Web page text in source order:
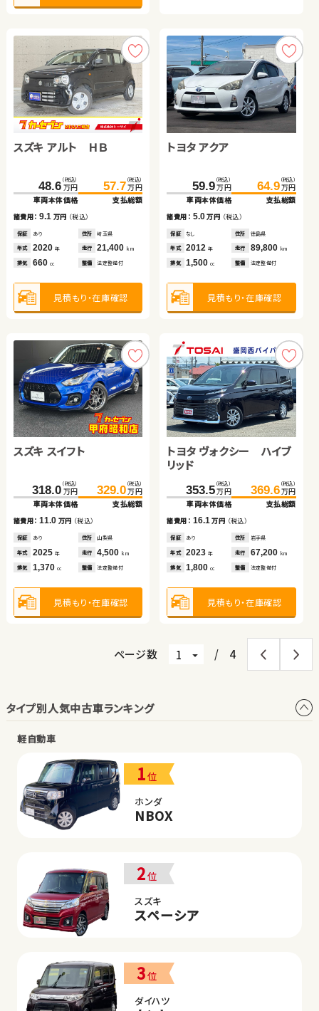
スズキ アルト ＨＢ
48.6 （税込）
万円
車両本体価格
57.7 （税込）
万円
支払総額
諸費用：9.1 万円 （税込）
保証 あり 住所 埼玉県
年式 2020 年 走行 21,400 km
排気 660 cc 整備 法定整備付
見積もり・在庫確認
トヨタ アクア
59.9 （税込）
万円
車両本体価格
64.9 （税込）
万円
支払総額
諸費用： 5.0万円 （税込）
保証 なし 住所 徳島県
年式 2012年 走行 89,800 km
排気 1,500cc 整備 法定整備付
見積もり・在庫確認
スズキ スイフト
318.0 （税込）
万円
車両本体価格
329.0 （税込）
万円
支払総額
諸費用：11.0 万円 （税込）
保証 あり 住所 山梨県
年式 2025 年 走行 4,500 km
排気 1,370 cc 整備 法定整備付
見積もり・在庫確認
トヨタ ヴォクシー ハイブ
リッド
353.5 （税込）
万円
車両本体価格
369.6 （税込）
万円
支払総額
諸費用： 16.1万円 （税込）
保証 あり 住所 岩手県
年式 2023年 走行 67,200 km
排気 1,800cc 整備 法定整備付
見積もり・在庫確認
ホンダ フリード＋
169.0（税込）
万円
184.2
諸費用：15.2万円（税込）
あり 愛知県
年式 2019年 走行
排気 1,500 整備 法定整備付
見積もり・在庫確認
トヨタ ヴェルファイア
332.2（税込）
万円
12.6万円（税込）
あり
年式 2019年 走行
排気 2,500 整備 法定整備付
見積もり・在庫確認
ホンダ Ｎ ＢＯＸ
198.1（税込）
万円
諸費用：11.7万円（税込）
あり 岩手県
年式 2024年 走行
排気 660 整備 法定整備付
見積もり・在庫確認
トヨタ ノア
70.4（税込）
万円
車両本体価格
89.5（税込）
万円
諸費用：19.1万円（税込）
あり
年式 2011 年 走行
排気 2,000 整備 法定整備付
見積もり・在庫確認
トヨタ アルファード ハイ
ブリッド
131.7（税込）
万円
145.9（税込）
万円
諸費用：14.2 万円 （税込）
2012 年 79,500 km
2,400cc 法定整備付
見積もり・在庫確認
トヨタ ノア
171.8（税込）
万円
車両本体価格
189.2（税込）
支払総額
諸費用：17.4 万円
2019 年 89,200km
2,000cc 法定整備付
見積もり・在庫確認
日産 エクストレイル
108.0（税込）
万円
127.3（税込）
万円
諸費用：19.3 万円 （税込）
2014 年 59,000 km
2,000cc 法定整備付
見積もり・在庫確認
ホンダ フィット ハイブリ
ッド
126.6（税込）
万円
139.9（税込）
万円
諸費用：13.3万円 （税込）
2018 年 46,100km
1,500cc 法定整備付
見積もり・在庫確認
ページ数 / 4
タイプ別人気中古車ランキング
軽自動車
1位
ホンダ
NBOX
2位
スズキ
スペーシア
3位
ダイハツ